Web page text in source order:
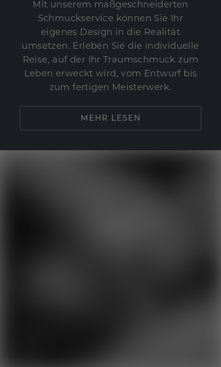
Mit unserem maßgeschneiderten
Schmuckservice können Sie Ihr
eigenes Design in die Realität
umsetzen. Erleben Sie die individuelle
Reise, auf der Ihr Traumschmuck zum
Leben erweckt wird, vom Entwurf bis
zum fertigen Meisterwerk.
MEHR LESEN